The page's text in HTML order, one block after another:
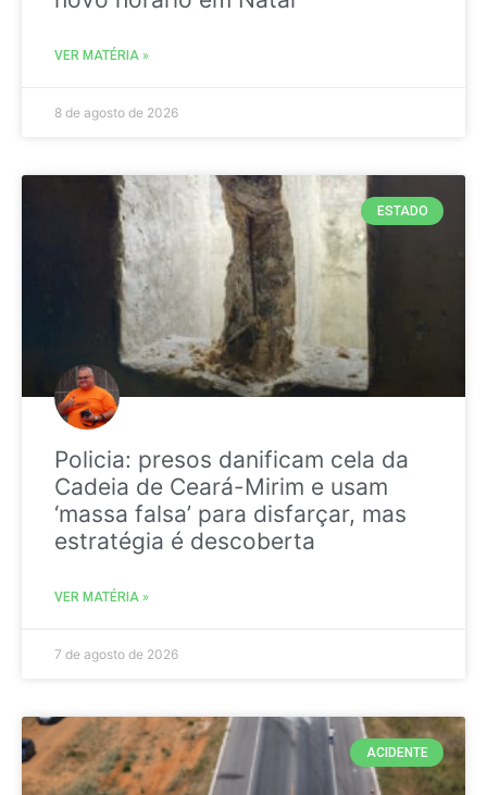
VER MATÉRIA »
8 de agosto de 2026
ESTADO
Policia: presos danificam cela da
Cadeia de Ceará-Mirim e usam
‘massa falsa’ para disfarçar, mas
estratégia é descoberta
VER MATÉRIA »
7 de agosto de 2026
ACIDENTE